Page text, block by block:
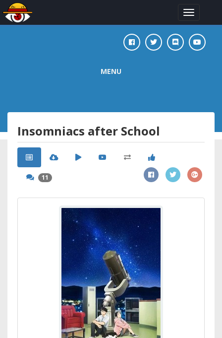
Toggle
navigation
MENU
Insomniacs after School
11